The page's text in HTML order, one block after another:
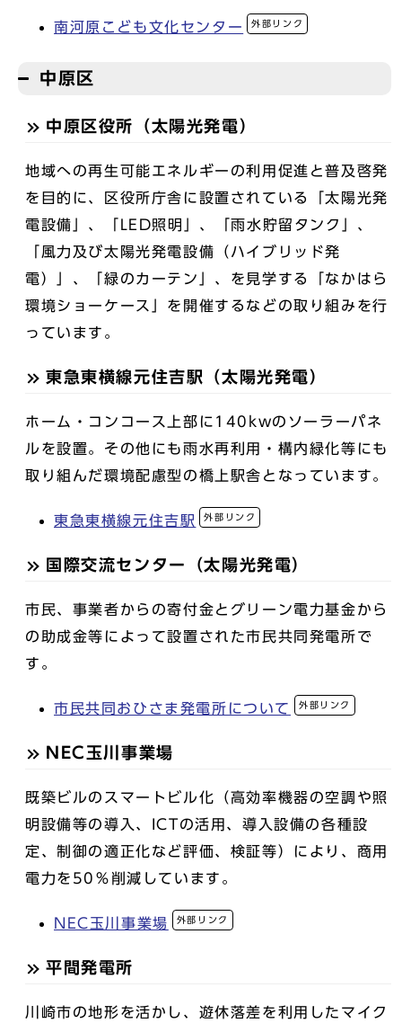
南河原こども文化センター 外部リンク
中原区
中原区役所（太陽光発電）
地域への再生可能エネルギーの利用促進と普及啓発
を目的に、区役所庁舎に設置されている「太陽光発
電設備」、「LED照明」、「雨水貯留タンク」、
「風力及び太陽光発電設備（ハイブリッド発
電）」、「緑のカーテン」、を見学する「なかはら
環境ショーケース」を開催するなどの取り組みを行
っています。
東急東横線元住吉駅（太陽光発電）
ホーム・コンコース上部に140kwのソーラーパネ
ルを設置。その他にも雨水再利用・構内緑化等にも
取り組んだ環境配慮型の橋上駅舎となっています。
東急東横線元住吉駅 外部リンク
国際交流センター（太陽光発電）
市民、事業者からの寄付金とグリーン電力基金から
の助成金等によって設置された市民共同発電所で
す。
市民共同おひさま発電所について 外部リンク
NEC玉川事業場
既築ビルのスマートビル化（高効率機器の空調や照
明設備等の導入、ICTの活用、導入設備の各種設
定、制御の適正化など評価、検証等）により、商用
電力を50％削減しています。
NEC玉川事業場 外部リンク
平間発電所
川崎市の地形を活かし、遊休落差を利用したマイク